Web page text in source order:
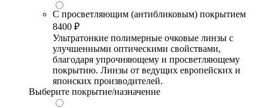
С просветляющим (антибликовым) покрытием
8400 ₽
Ультратонкие полимерные очковые линзы с
улучшенными оптическими свойствами,
благодаря упрочняющему и просветляющему
покрытию. Линзы от ведущих европейских и
японских производителей.
Выберите покрытие/назначение